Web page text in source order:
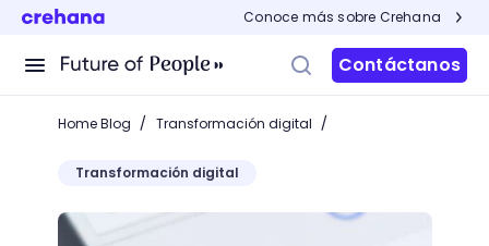
Conoce más sobre Crehana
Contáctanos
Home Blog / Transformación digital /
Transformación digital
SEO Mobile: la estrategia para optimizar páginas